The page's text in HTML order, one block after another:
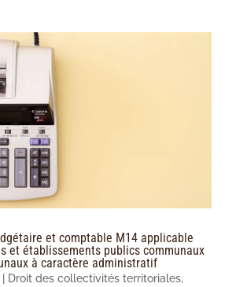
et comptable M14 applicable
et établissements publics communaux
à caractère administratif
Droit des collectivités territoriales,